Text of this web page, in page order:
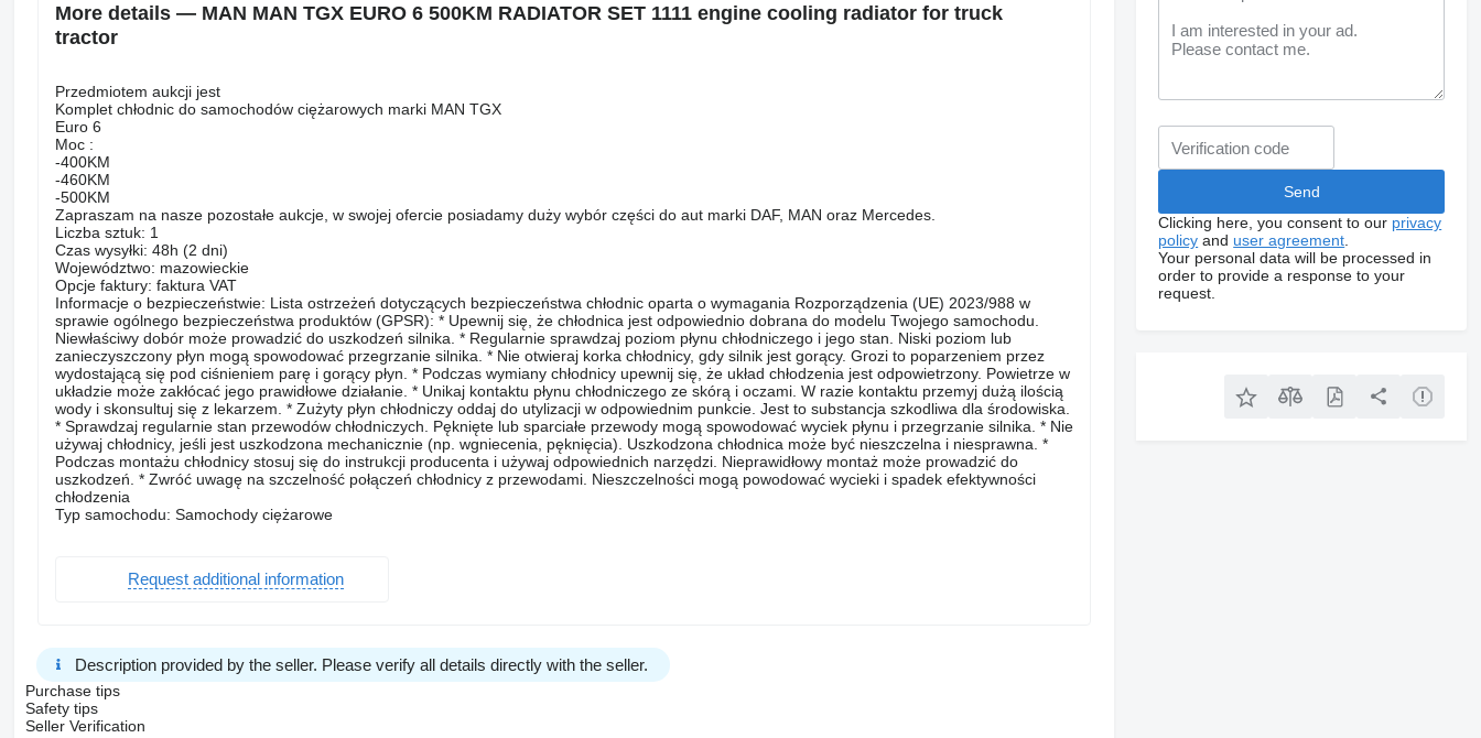
More details — MAN MAN TGX EURO 6 500KM RADIATOR SET 1111 engine cooling radiator for truck
tractor
Przedmiotem aukcji jest
Komplet chłodnic do samochodów ciężarowych marki MAN TGX
Euro 6
Moc :
-400KM
-460KM
-500KM
Zapraszam na nasze pozostałe aukcje, w swojej ofercie posiadamy duży wybór części do aut marki DAF, MAN oraz Mercedes.
Liczba sztuk: 1
Czas wysyłki: 48h (2 dni)
Województwo: mazowieckie
Opcje faktury: faktura VAT
Informacje o bezpieczeństwie: Lista ostrzeżeń dotyczących bezpieczeństwa chłodnic oparta o wymagania Rozporządzenia (UE) 2023/988 w
sprawie ogólnego bezpieczeństwa produktów (GPSR): * Upewnij się, że chłodnica jest odpowiednio dobrana do modelu Twojego samochodu.
Niewłaściwy dobór może prowadzić do uszkodzeń silnika. * Regularnie sprawdzaj poziom płynu chłodniczego i jego stan. Niski poziom lub
zanieczyszczony płyn mogą spowodować przegrzanie silnika. * Nie otwieraj korka chłodnicy, gdy silnik jest gorący. Grozi to poparzeniem przez
wydostającą się pod ciśnieniem parę i gorący płyn. * Podczas wymiany chłodnicy upewnij się, że układ chłodzenia jest odpowietrzony. Powietrze w
układzie może zakłócać jego prawidłowe działanie. * Unikaj kontaktu płynu chłodniczego ze skórą i oczami. W razie kontaktu przemyj dużą ilością
wody i skonsultuj się z lekarzem. * Zużyty płyn chłodniczy oddaj do utylizacji w odpowiednim punkcie. Jest to substancja szkodliwa dla środowiska.
* Sprawdzaj regularnie stan przewodów chłodniczych. Pęknięte lub sparciałe przewody mogą spowodować wyciek płynu i przegrzanie silnika. * Nie
używaj chłodnicy, jeśli jest uszkodzona mechanicznie (np. wgniecenia, pęknięcia). Uszkodzona chłodnica może być nieszczelna i niesprawna. *
Podczas montażu chłodnicy stosuj się do instrukcji producenta i używaj odpowiednich narzędzi. Nieprawidłowy montaż może prowadzić do
uszkodzeń. * Zwróć uwagę na szczelność połączeń chłodnicy z przewodami. Nieszczelności mogą powodować wycieki i spadek efektywności
chłodzenia
Typ samochodu: Samochody ciężarowe
Request additional information
Description provided by the seller. Please verify all details directly with the seller.
Purchase tips
Safety tips
Seller Verification
Clicking here, you consent to our privacy
policy and user agreement
Your personal data will be processed in
order to provide a response to your
request.